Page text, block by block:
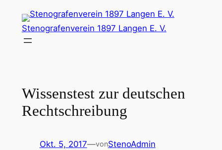
Inhalt
springen
Stenografenverein 1897 Langen E. V.
Wissenstest zur deutschen
Rechtschreibung
Okt. 5, 2017—vonStenoAdmin